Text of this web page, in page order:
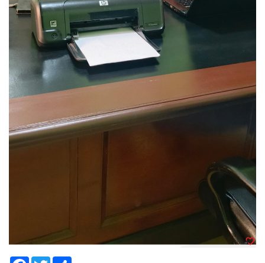
Facebook
Twitter